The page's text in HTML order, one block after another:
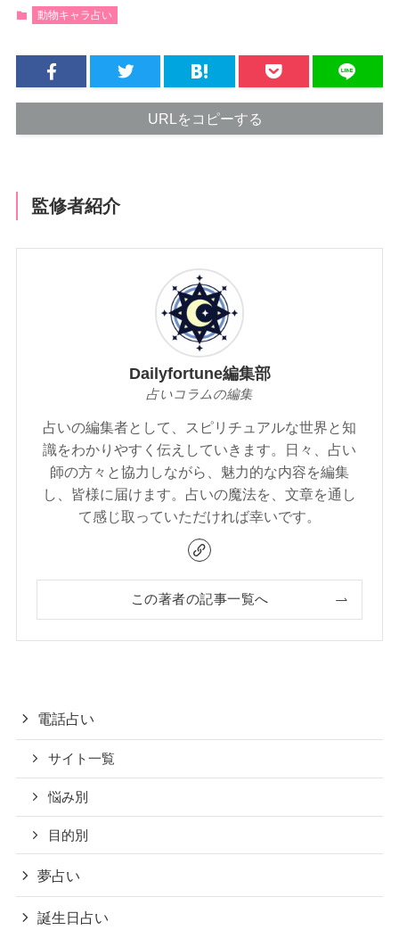
動物キャラ占い
URLをコピーする
監修者紹介
Dailyfortune編集部
占いコラムの編集
占いの編集者として、スピリチュアルな世界と知
識をわかりやすく伝えしていきます。日々、占い
師の方々と協力しながら、魅力的な内容を編集
し、皆様に届けます。占いの魔法を、文章を通し
て感じ取っていただければ幸いです。
この著者の記事一覧へ
電話占い
サイト一覧
悩み別
目的別
夢占い
誕生日占い